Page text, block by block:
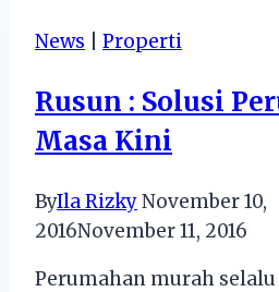
Candi
News Properti
Rusun : Solusi
Masa Kini
ByIla RizkyNovember 10,
2016November 11, 2016
Perumahan murah